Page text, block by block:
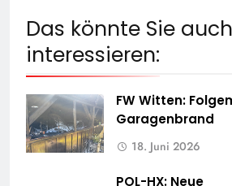
Das könnte Sie auch
interessieren:
FW Witten:
Garagenbrand
18. Juni 2026
POL-HX: Neue